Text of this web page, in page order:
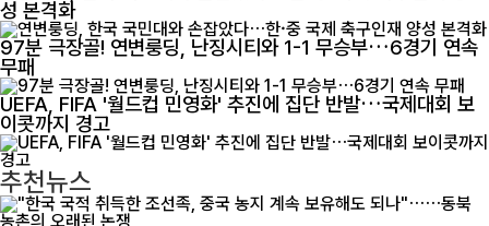
성 본격화
97분 극장골! 연변룽딩, 난징시티와 1-1 무승부…6경기 연속
무패
UEFA, FIFA '월드컵 민영화' 추진에 집단 반발…국제대회 보
이콧까지 경고
추천뉴스